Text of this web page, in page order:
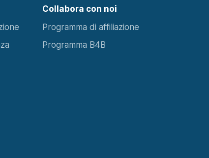
Collabora con noi